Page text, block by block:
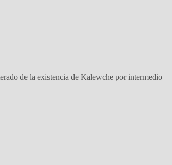
de la existencia de Kalewche por intermedio